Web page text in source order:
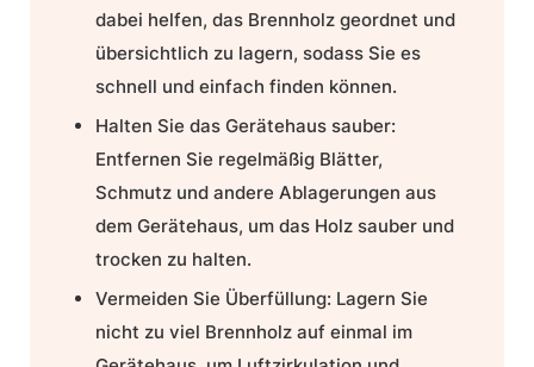
dabei helfen, das Brennholz geordnet und
übersichtlich zu lagern, sodass Sie es
schnell und einfach finden können.
Halten Sie das Gerätehaus sauber:
Entfernen Sie regelmäßig Blätter,
Schmutz und andere Ablagerungen aus
dem Gerätehaus, um das Holz sauber und
trocken zu halten.
Vermeiden Sie Überfüllung: Lagern Sie
nicht zu viel Brennholz auf einmal im